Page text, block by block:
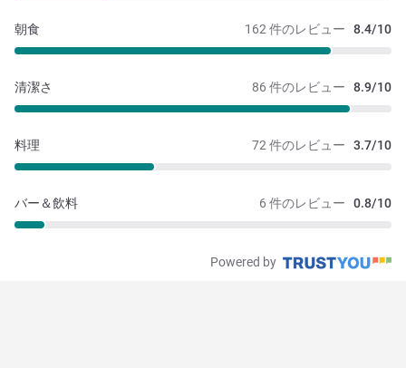
162 件のレビュー 8.4/10
朝食
86 件のレビュー 8.9/10
清潔さ
72 件のレビュー 3.7/10
料理
6 件のレビュー 0.8/10
バー＆飲料
Powered by